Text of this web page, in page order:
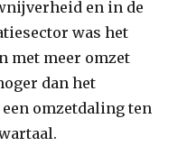
en in de
was het
met meer omzet
dan het
omzetdaling ten